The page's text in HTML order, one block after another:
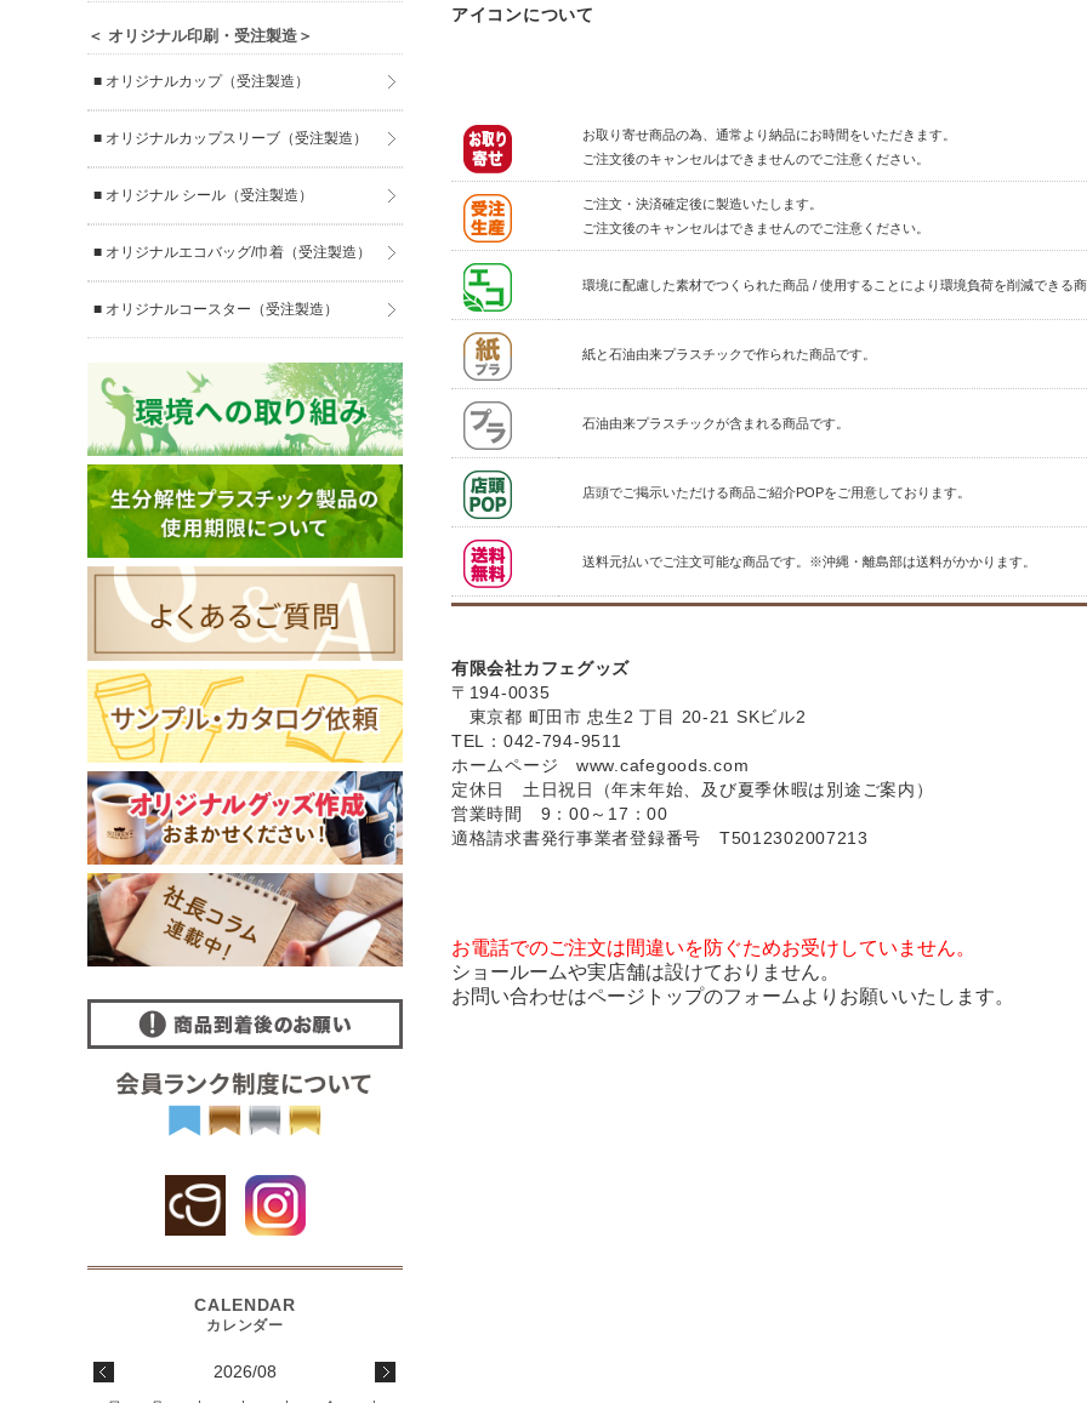
アイコンについて
お取り寄せ商品の為、通常より納品にお時間をいただきます。
ご注文後のキャンセルはできませんのでご注意ください。
ご注文・決済確定後に製造いたします。
ご注文後のキャンセルはできませんのでご注意ください。
環境に配慮した素材でつくられた商品 / 使用することにより環境負荷を削減できる商
紙と石油由来プラスチックで作られた商品です。
石油由来プラスチックが含まれる商品です。
店頭でご掲示いただける商品ご紹介POPをご用意しております。
送料元払いでご注文可能な商品です。※沖縄・離島部は送料がかかります。
有限会社カフェグッズ
〒194-0035
東京都 町田市 忠生2 丁目 20-21 SKビル2
TEL：042-794-9511
ホームページwww.cafegoods.com
定休日 土日祝日（年末年始、及び夏季休暇は別途ご案内）
営業時間 9：00～17：00
適格請求書発行事業者登録番号 T5012302007213
お電話でのご注文は間違いを防ぐためお受けしていません。
ショールームや実店舗は設けておりません。
お問い合わせはページトップのフォームよりお願いいたします。
＜ オリジナル印刷・受注製造＞
■ オリジナルカップ（受注製造）
■ オリジナルカップスリーブ（受注製造）
■ オリジナル シール（受注製造）
■ オリジナルエコバッグ/巾着（受注製造）
■ オリジナルコースター（受注製造）
2026/08